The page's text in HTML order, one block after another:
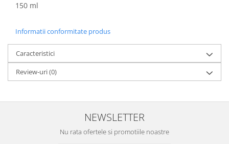
150 ml
Informatii conformitate produs
Caracteristici
Review-uri(0)
NEWSLETTER
Nu rata ofertele si promotiile noastre